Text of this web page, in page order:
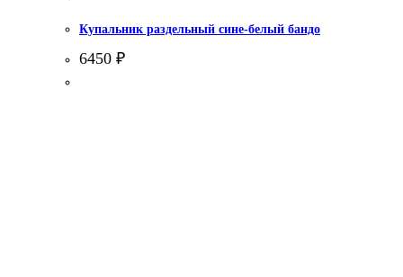
Купальник раздельный сине-белый бандо
6450 ₽